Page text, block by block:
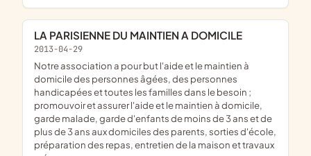
LA PARISIENNE DU MAINTIEN A DOMICILE
2013-04-29
notre association a pour but l'aide et le maintien à
domicile des personnes âgées, des personnes
handicapées et toutes les familles dans le besoin ;
promouvoir et assurer l'aide et le maintien à domicile,
garde malade, garde d'enfants de moins de 3 ans et de
plus de 3 ans aux domiciles des parents, sorties d'école,
préparation des repas, entretien de la maison et travaux